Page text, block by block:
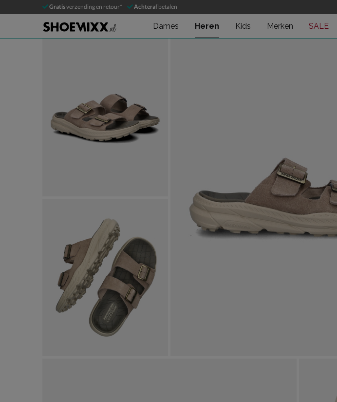
Gratisverzending en retour* Achteraf betalen
Dames Heren Kids Merken SALE
Skechers Delano
Slippers